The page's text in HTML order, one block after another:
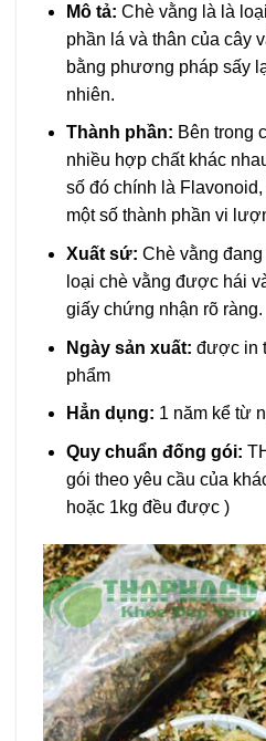
Mô tả: Chè vằng là là
phần lá và thân của cây
bằng phương pháp sấy
nhiên.
Thành phần: Bên trong
nhiều hợp chất khác
số đó chính là
một số thành phần vi
Xuất sứ: Chè vằng
loại chè vằng được hái
giấy chứng nhận rõ ràng.
Ngày sản xuất: được in
phẩm
Hẳn dụng: 1 năm kể từ
Quy chuẩn đống gói:
gói theo yêu cầu của
hoặc 1kg đều được )